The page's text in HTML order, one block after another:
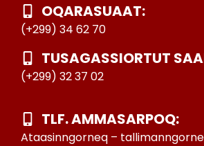
OQARASUAAT:
(+299) 34 62 70
TUSAGASSIORTUT
(+299) 32 37 02
TLF. AMMASARPOQ:
Ataasinngorneq –